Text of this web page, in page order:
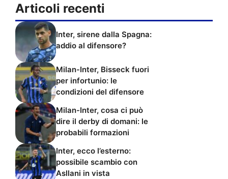
Articoli recenti
Inter, sirene dalla Spagna:
addio al difensore?
Milan-Inter, Bisseck fuori
per infortunio: le
condizioni del difensore
Milan-Inter, cosa ci può
dire il derby di domani: le
probabili formazioni
Inter, ecco l’esterno:
possibile scambio con
Asllani in vista